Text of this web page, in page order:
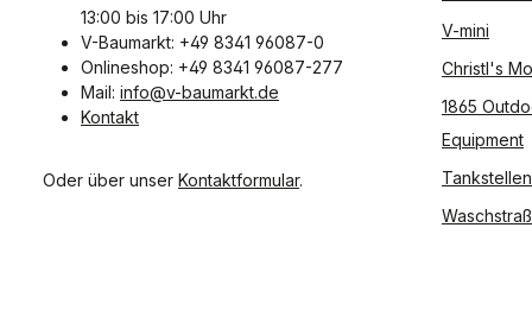
13:00 bis 17:00 Uhr
V-Baumarkt: +49 8341 96087-0
Onlineshop: +49 8341 96087-277
Mail: info@v-baumarkt.de
Kontakt
Oder über unser Kontaktformular.
V-mini
Christl's
1865
Equipment
Tankstellen